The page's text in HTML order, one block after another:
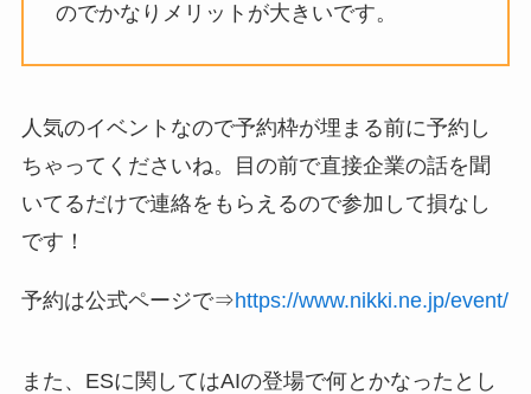
のでかなりメリットが大きいです。
人気のイベントなので予約枠が埋まる前に予約し
ちゃってくださいね。目の前で直接企業の話を聞
いてるだけで連絡をもらえるので参加して損なし
です！
予約は公式ページで⇒https://www.nikki.ne.jp/event/
また、ESに関してはAIの登場で何とかなったとし